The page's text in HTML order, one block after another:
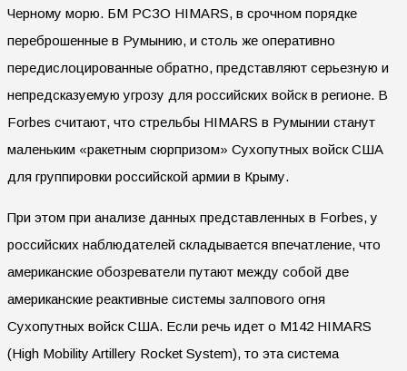
Черному морю. БМ РСЗО HIMARS, в срочном порядке
переброшенные в Румынию, и столь же оперативно
передислоцированные обратно, представляют серьезную и
непредсказуемую угрозу для российских войск в регионе. В
Forbes считают, что стрельбы HIMARS в Румынии станут
маленьким «ракетным сюрпризом» Сухопутных войск США
для группировки российской армии в Крыму.
При этом при анализе данных представленных в Forbes, у
российских наблюдателей складывается впечатление, что
американские обозреватели путают между собой две
американские реактивные системы залпового огня
Сухопутных войск США. Если речь идет о М142 HIMARS
(High Mobility Artillery Rocket System), то эта система